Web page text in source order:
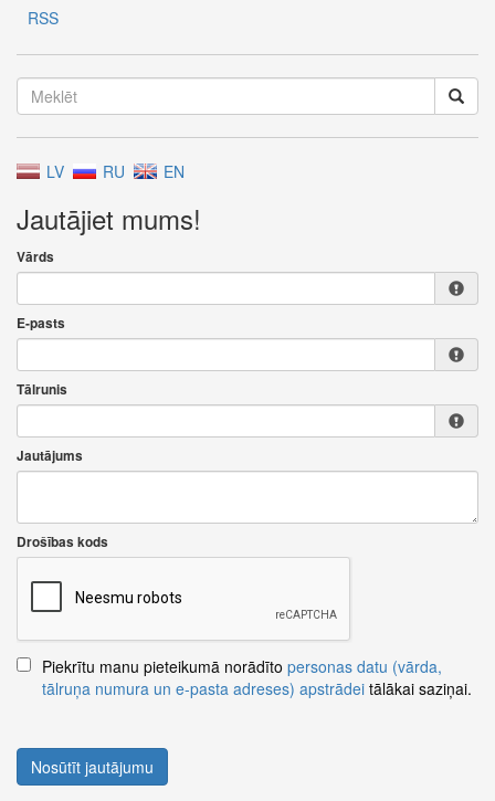
RSS
LV RU EN
Jautājiet mums!
Vārds
E-pasts
Tālrunis
Jautājums
Drošības kods
Piekrītu manu pieteikumā norādīto personas datu (vārda,
tālruņa numura un e-pasta adreses) apstrādei tālākai saziņai.
Nosūtīt jautājumu